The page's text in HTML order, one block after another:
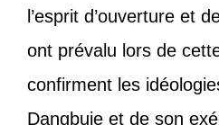
l’esprit d’ouverture et
ont prévalu lors de
confirment les
Dangbuie et de son